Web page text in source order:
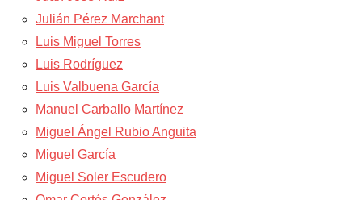
Julián Pérez Marchant
Luis Miguel Torres
Luis Rodríguez
Luis Valbuena García
Manuel Carballo Martínez
Miguel Ángel Rubio Anguita
Miguel García
Miguel Soler Escudero